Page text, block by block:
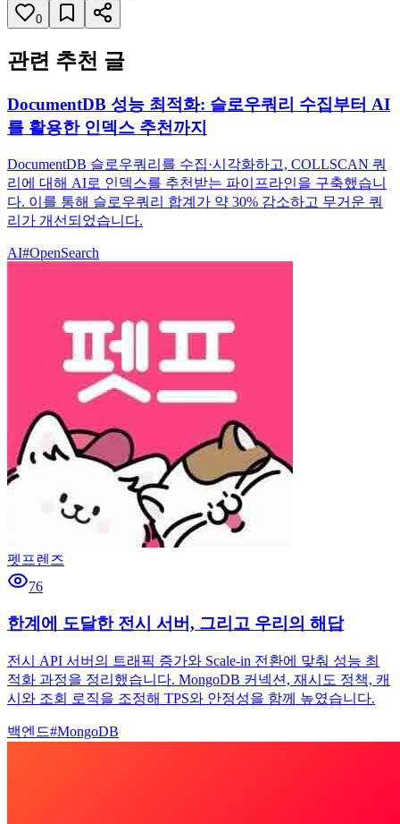
0
관련 추천 글
DocumentDB 성능 최적화: 슬로우쿼리 수집부터 AI
를 활용한 인덱스 추천까지
DocumentDB 슬로우쿼리를 수집·시각화하고, COLLSCAN 쿼
리에 대해 AI로 인덱스를 추천받는 파이프라인을 구축했습니
다. 이를 통해 슬로우쿼리 합계가 약 30% 감소하고 무거운 쿼
리가 개선되었습니다.
AI#OpenSearch
펫프렌즈
76
한계에 도달한 전시 서버, 그리고 우리의 해답
전시 API 서버의 트래픽 증가와 Scale-in 전환에 맞춰 성능 최
적화 과정을 정리했습니다. MongoDB 커넥션, 재시도 정책, 캐
시와 조회 로직을 조정해 TPS와 안정성을 함께 높였습니다.
백엔드#MongoDB